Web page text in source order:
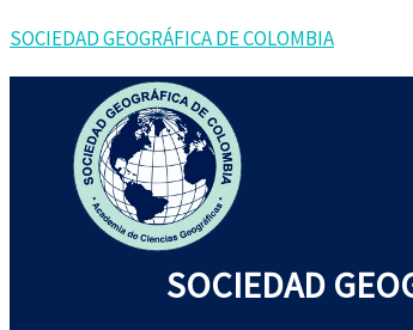
al
SOCIEDAD GEOGRÁFICA DE COLOMBIA
SOCIEDAD
aquí...
electrónico*